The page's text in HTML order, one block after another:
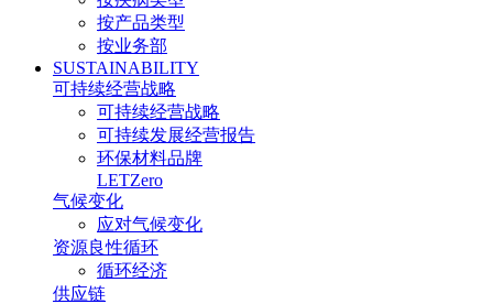
按产品类型
按业务部
SUSTAINABILITY
可持续经营战略
可持续经营战略
可持续发展经营报告​
环保材料品牌
LETZero
气候变化
应对气候变化
资源良性循环
循环经济
供应链